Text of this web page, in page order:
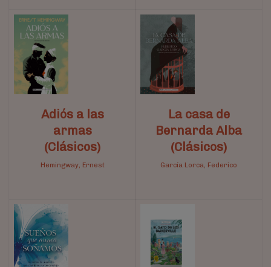
Adiós a las
armas
(Clásicos)
Hemingway, Ernest
La casa de
Bernarda Alba
(Clásicos)
García Lorca, Federico